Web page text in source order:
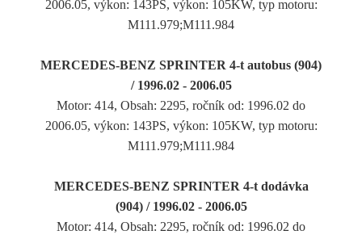
2006.05, výkon: 143PS, výkon: 105KW, typ motoru:
M111.979;M111.984
MERCEDES-BENZ SPRINTER 4-t autobus (904)
/ 1996.02 - 2006.05
Motor: 414, Obsah: 2295, ročník od: 1996.02 do
2006.05, výkon: 143PS, výkon: 105KW, typ motoru:
M111.979;M111.984
MERCEDES-BENZ SPRINTER 4-t dodávka
(904) / 1996.02 - 2006.05
Motor: 414, Obsah: 2295, ročník od: 1996.02 do